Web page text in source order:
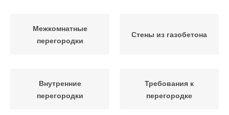
Межкомнатные
перегородки
Стены из газобетона
Внутренние
перегородки
Требования к
перегородке